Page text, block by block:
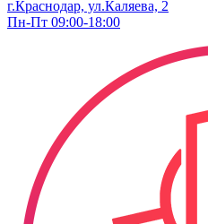
г.Краснодар, ул.Каляева, 2
Пн-Пт 09:00-18:00